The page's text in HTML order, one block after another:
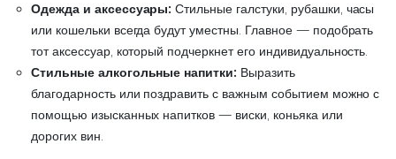
Одежда и аксессуары: Стильные галстуки, рубашки, часы
или кошельки всегда будут уместны. Главное — подобрать
тот аксессуар, который подчеркнет его индивидуальность.
Стильные алкогольные напитки: Выразить
благодарность или поздравить с важным событием можно с
помощью изысканных напитков — виски, коньяка или
дорогих вин.